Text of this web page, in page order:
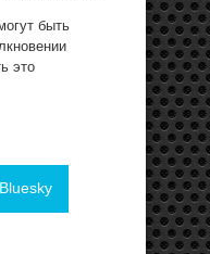
быть
это
Bluesky